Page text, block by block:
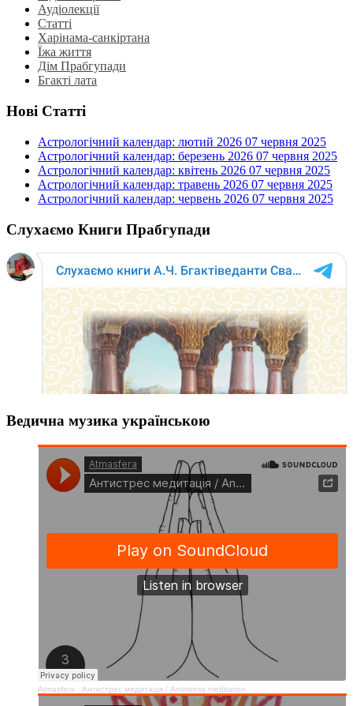
Аудіолекції
Статті
Харінама-санкіртана
Їжа життя
Дім Прабгупади
Бгакті лата
Нові Статті
Астрологічний календар: лютий 2026 07 червня 2025
Астрологічний календар: березень 2026 07 червня 2025
Астрологічний календар: квітень 2026 07 червня 2025
Астрологічний календар: травень 2026 07 червня 2025
Астрологічний календар: червень 2026 07 червня 2025
Слухаємо Книги Прабгупади
Ведична музика українською
Atmasfera · Антистрес медитація / Аntistress meditation